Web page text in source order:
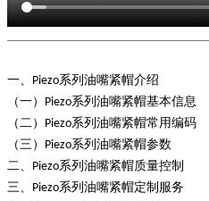
一、 Piezo系列油嘴紧帽介绍
（一） Piezo系列油嘴紧帽基本信息
（二） Piezo系列油嘴紧帽常用编码
（三） Piezo系列油嘴紧帽参数
二、 Piezo系列油嘴紧帽质量控制
三、 Piezo系列油嘴紧帽定制服务